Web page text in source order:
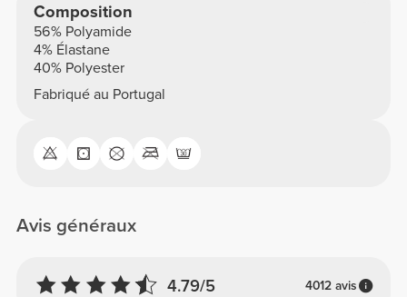
Composition
56% Polyamide
4% Élastane
40% Polyester
Fabriqué au Portugal
Avis généraux
4.79/5 4012 avis